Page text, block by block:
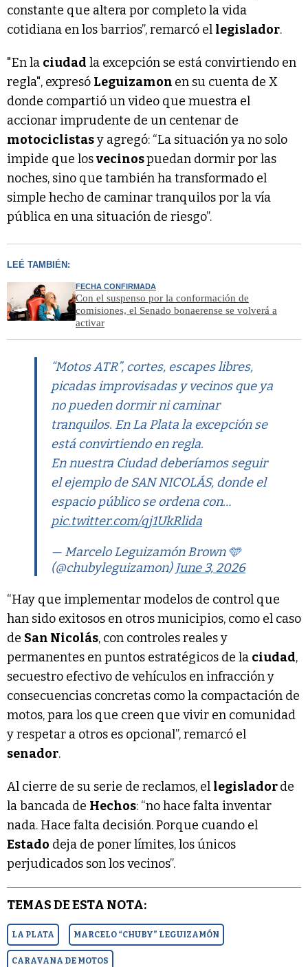
constante que altera por completo la vida
cotidiana en los barrios”, remarcó el legislador.
"En la ciudad la excepción se está convirtiendo en
regla", expresó Leguizamon en su cuenta de X
donde compartió un video que muestra el
accionar imprudente de un centenar de
motociclistasy agregó: “La situación ya no solo
impide que losvecinospuedan dormir por las
noches, sino que también ha transformado el
simple hecho de caminar tranquilos por la vía
pública en una situación de riesgo”.
LEÉ TAMBIÉN:
FECHA CONFIRMADA
Con el suspenso por la conformación de
comisiones, el Senado bonaerense se volverá a
activar
“Motos ATR”, cortes, escapes libres,
picadas improvisadas y vecinos que ya
no pueden dormir ni caminar
tranquilos. En La Plata la excepción se
está convirtiendo en regla.
En nuestra Ciudad deberíamos seguir
el ejemplo de SAN NICOLÁS, donde el
espacio público se ordena con…
pic.twitter.com/qj1UkRlida
— Marcelo Leguizamón Brown 🩵
(@chubyleguizamon)June 3, 2026
“Hay que implementar modelos de control que
han sido exitosos en otros municipios, como el caso
de San Nicolás, con controles reales y
permanentes en puntos estratégicos de la ciudad,
secuestro efectivo de vehículos en infracción y
consecuencias concretas como la compactación de
motos, para los que creen que vivir en comunidad
y respetar a otros es opcional”, remarcó el
senador.
Al cierre de su serie de reclamos, el legisladorde
la bancada de Hechos: “no hace falta inventar
nada. Hace falta decisión. Porque cuando el
Estado deja de poner límites, los únicos
perjudicados son los vecinos”.
TEMAS DE ESTA NOTA:
LA PLATA MARCELO “CHUBY” LEGUIZAMÓN
CARAVANA DE MOTOS